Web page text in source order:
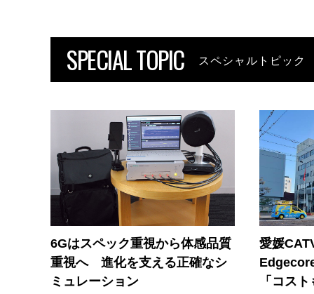
SPECIAL TOPIC スペシャルトピック
6Gはスペック重視から体感品質
重視へ 進化を支える正確なシ
ミュレーション
愛媛
「コス